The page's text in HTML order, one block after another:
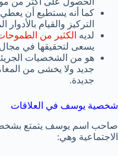
كما أنه يستطيع أن
التركيز والقيام بالأدوار
لديه الكثير من
يسعى لتحقيقها في
هو من الشخصيات
جديد ولا يخشى من
جديدة.
شخصية يوسف في العلاقات
صاحب اسم يوسف يتمتع
الاجتماعية وهي: